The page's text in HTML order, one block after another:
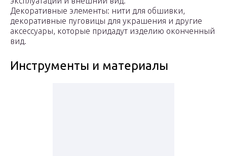
Декоративные элементы: нити для обшивки,
декоративные пуговицы для украшения и другие
аксессуары, которые придадут изделию оконченный
вид.
Инструменты и материалы